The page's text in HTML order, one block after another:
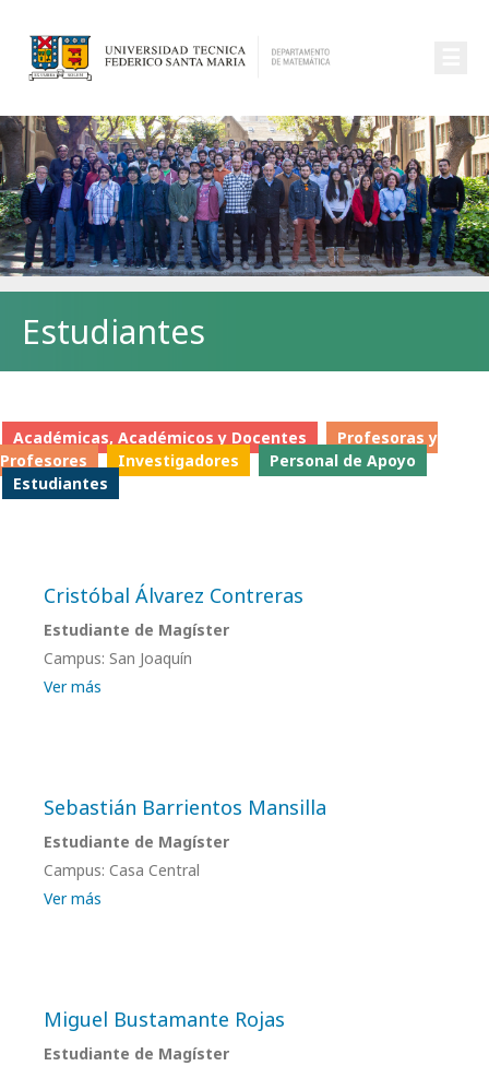
Estudiantes
Académicas, Académicos y Docentes
Profesoras y
Profesores
Investigadores
Personal de Apoyo
Estudiantes
Cristóbal Álvarez Contreras
Estudiante de Magíster
Campus: San Joaquín
Ver más
Sebastián Barrientos Mansilla
Estudiante de Magíster
Campus: Casa Central
Ver más
Miguel Bustamante Rojas
Estudiante de Magíster